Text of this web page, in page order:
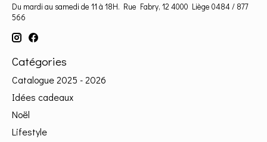
Du mardi au samedi de 11 à 18H. Rue Fabry, 12 4000 Liège 0484 / 877
566
Catégories
Catalogue 2025 - 2026
Idées cadeaux
Noël
Lifestyle